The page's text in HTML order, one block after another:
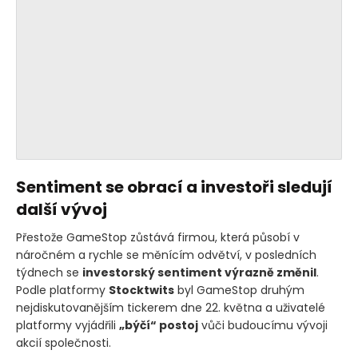
Sentiment se obrací a investoři sledují
další vývoj
Přestože GameStop zůstává firmou, která působí v
náročném a rychle se měnícím odvětví, v posledních
týdnech se investorský sentiment výrazně změnil.
Podle platformy Stocktwits byl GameStop druhým
nejdiskutovanějším tickerem dne 22. května a uživatelé
platformy vyjádřili „býčí“ postoj vůči budoucímu vývoji
akcií společnosti.